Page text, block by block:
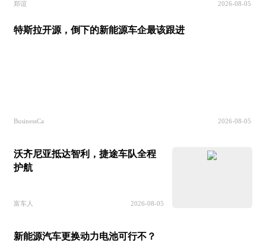
郑谊 2026-08-05
特斯拉开源，倒下的新能源车企最该跟进
BusinessCa 2026-08-05
沃齐尼亚抵达智利，捷途车队全程
护航
富车人 2026-08-05
新能源汽车更换动力电池可行不？